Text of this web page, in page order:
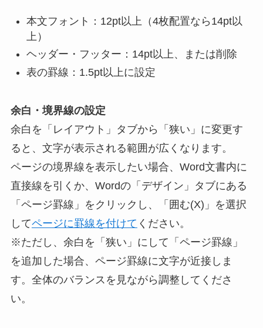
本文フォント：12pt以上（4枚配置なら14pt以
上）
ヘッダー・フッター：14pt以上、または削除
表の罫線：1.5pt以上に設定
余白・境界線の設定
余白を「レイアウト」タブから「狭い」に変更す
ると、文字が表示される範囲が広くなります。
ページの境界線を表示したい場合、Word文書内に
直接線を引くか、Wordの「デザイン」タブにある
「ページ罫線」をクリックし、「囲む(X)」を選択
してページに罫線を付けて ください。
※ただし、余白を「狭い」にして「ページ罫線」
を追加した場合、ページ罫線に文字が近接しま
す。全体のバランスを見ながら調整してくださ
い。